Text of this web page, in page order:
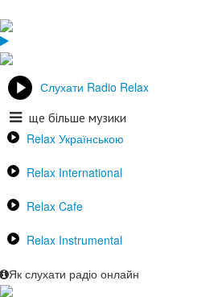
Слухати Radio Relax
ще більше музики
Relax Українською
Relax International
Relax Cafe
Relax Instrumental
Як слухати радіо онлайн